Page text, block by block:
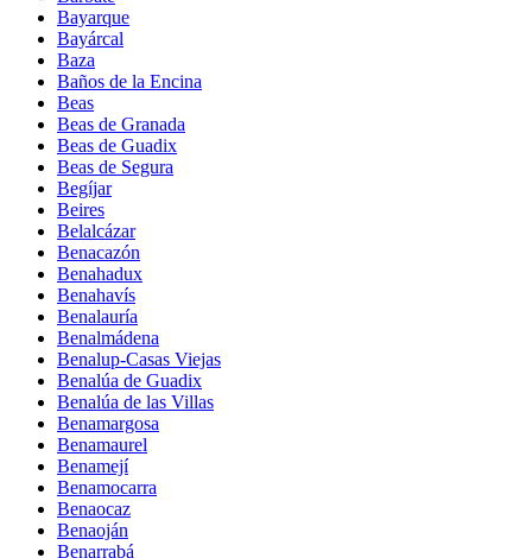
Bayarque
Bayárcal
Baza
Baños de la Encina
Beas
Beas de Granada
Beas de Guadix
Beas de Segura
Begíjar
Beires
Belalcázar
Benacazón
Benahadux
Benahavís
Benalauría
Benalmádena
Benalup-Casas Viejas
Benalúa de Guadix
Benalúa de las Villas
Benamargosa
Benamaurel
Benamejí
Benamocarra
Benaocaz
Benaoján
Benarrabá